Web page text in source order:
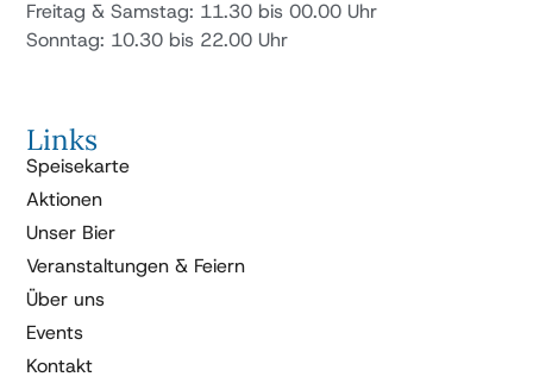
Freitag & Samstag: 11.30 bis 00.00 Uhr
Sonntag: 10.30 bis 22.00 Uhr
Links
Speisekarte
Aktionen
Unser Bier
Veranstaltungen & Feiern
Über uns
Events
Kontakt